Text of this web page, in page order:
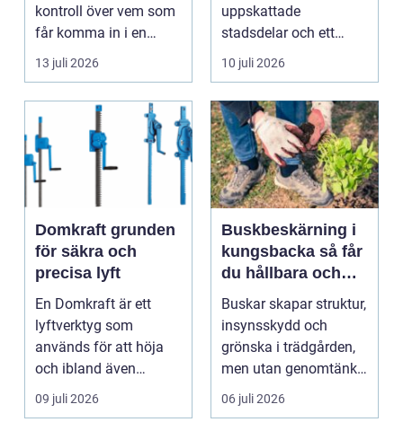
kontroll över vem som
får komma in i en
byggnad, när de får
komma in oc...
13 juli 2026
stadsdelar
uppskattade
stadsdelar och ett
självklart val f&ou...
10 juli 2026
Domkraft grunden
för säkra och
precisa lyft
En Domkraft är ett
lyftverktyg som
används för att höja
och ibland även
positionera tunga
objekt, so...
09 juli 2026
Buskbeskärning i
kungsbacka så får
du hållbara och
vackra buskar året
runt
Buskar skapar struktur,
insynsskydd och
grönska i trädgården,
men utan genomtänkt
beskärning blir de...
06 juli 2026